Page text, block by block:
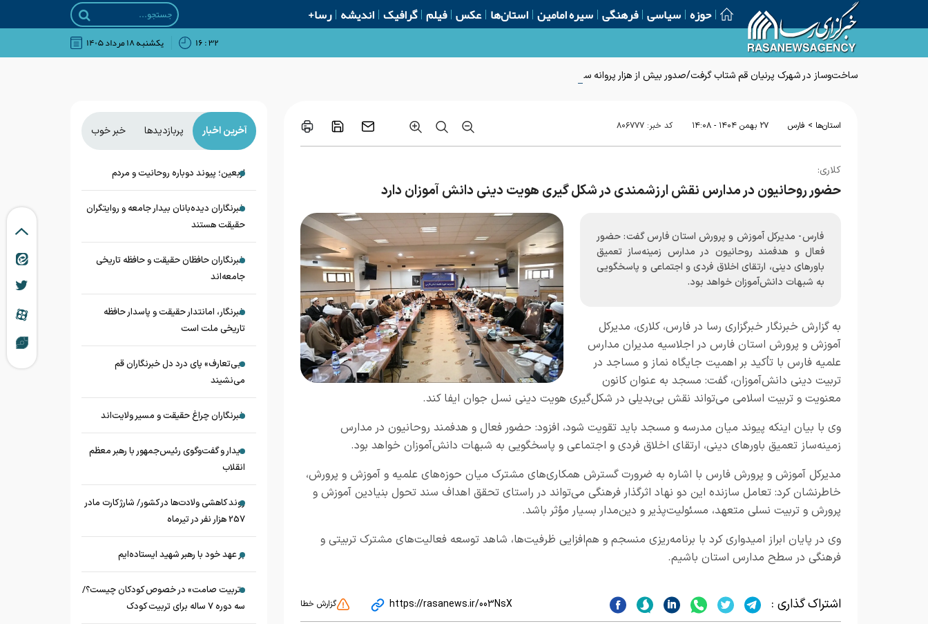
حوزه سیاسی فرهنگی سیره امامین استان‌ها عکس فیلم گرافیک اندیشه رسا+
۳۲ : ۱۶ يکشنبه ۱۸ مرداد ۱۴۰۵
ساخت‌وساز در شهرک پرنیان قم شتاب گرفت/صدور بیش از هزار پروانه ساخت از ابتدای سال
استان‌ها > فارس ۲۷ بهمن ۱۴۰۴ - ۱۴:۰۸ کد خبر: ۸۰۶۷۷۷
کلاری:
حضور روحانیون در مدارس نقش ارزشمندی در شکل گیری هویت دینی دانش آموزان دارد
فارس- مدیرکل آموزش و پرورش استان فارس گفت: حضور
فعال و هدفمند روحانیون در مدارس زمینه‌ساز تعمیق
باورهای دینی، ارتقای اخلاق فردی و اجتماعی و پاسخگویی
به شبهات دانش‌آموزان خواهد بود.
به گزارش خبرنگار خبرگزاری رسا در فارس، کلاری، مدیرکل
آموزش و پرورش استان فارس در اجلاسیه مدیران مدارس
علمیه فارس با تأکید بر اهمیت جایگاه نماز و مساجد در
تربیت دینی دانش‌آموزان، گفت: مسجد به عنوان کانون
معنویت و تربیت اسلامی می‌تواند نقش بی‌بدیلی در شکل‌گیری هویت دینی نسل جوان ایفا کند.
وی با بیان اینکه پیوند میان مدرسه و مسجد باید تقویت شود، افزود: حضور فعال و هدفمند روحانیون در مدارس
زمینه‌ساز تعمیق باورهای دینی، ارتقای اخلاق فردی و اجتماعی و پاسخگویی به شبهات دانش‌آموزان خواهد بود.
مدیرکل آموزش و پرورش فارس با اشاره به ضرورت گسترش همکاری‌های مشترک میان حوزه‌های علمیه و آموزش و پرورش،
خاطرنشان کرد: تعامل سازنده این دو نهاد اثرگذار فرهنگی می‌تواند در راستای تحقق اهداف سند تحول بنیادین آموزش و
پرورش و تربیت نسلی متعهد، مسئولیت‌پذیر و دین‌مدار بسیار مؤثر باشد.
وی در پایان ابراز امیدواری کرد با برنامه‌ریزی منسجم و هم‌افزایی ظرفیت‌ها، شاهد توسعه فعالیت‌های مشترک تربیتی و
فرهنگی در سطح مدارس استان باشیم.
اشتراک گذاری : https://rasanews.ir/003NsX گزارش خطا
آخرین اخبار پربازدیدها خبر خوب
اربعین؛ پیوند دوباره روحانیت و مردم
خبرنگاران دیده‌بانان بیدار جامعه و روایتگران
حقیقت هستند
خبرنگاران حافظان حقیقت و حافظه تاریخی
جامعه‌اند
خبرنگار، امانتدار حقیقت و پاسدار حافظه
تاریخی ملت است
«بی‌تعارف» پای درد دل خبرنگاران قم
می‌نشیند
خبرنگاران چراغ حقیقت و مسیر ولایت‌اند
دیدار و گفت‌وگوی رئیس‌جمهور با رهبر معظم
انقلاب
روند کاهشی ولادت‌ها در کشور/ شارژ کارت مادر
257 هزار نفر در تیرماه
بر عهد خود با رهبر شهید ایستاده‌ایم
«تربیت صامت» در خصوص کودکان چیست؟/
سه دوره ۷ ساله برای تربیت کودک